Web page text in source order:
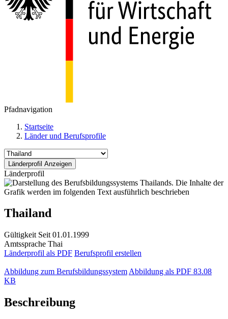
Pfadnavigation
Startseite
Länder und Berufsprofile
Länderprofil
Thailand
Gültigkeit Seit 01.01.1999
Amtssprache Thai
Länderprofil als PDF Berufsprofil erstellen
Abbildung zum Berufsbildungssystem Abbildung als PDF 83.08
KB
Beschreibung